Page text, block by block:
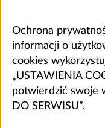
Ochrona
informacji o
cookies
„USTAWIENIA
potwierdzić swoje
DO SERWISU”.